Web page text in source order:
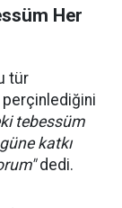
Her
tür
perçinlediğini
tebessüm
katkı
dedi.